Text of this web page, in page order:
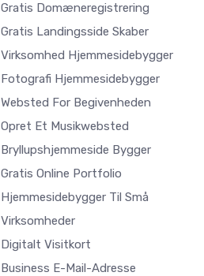
Gratis Domæneregistrering
Gratis Landingsside Skaber
Virksomhed Hjemmesidebygger
Fotografi Hjemmesidebygger
Websted For Begivenheden
Opret Et Musikwebsted
Bryllupshjemmeside Bygger
Gratis Online Portfolio
Hjemmesidebygger Til Små
Virksomheder
Digitalt Visitkort
Business E-Mail-Adresse